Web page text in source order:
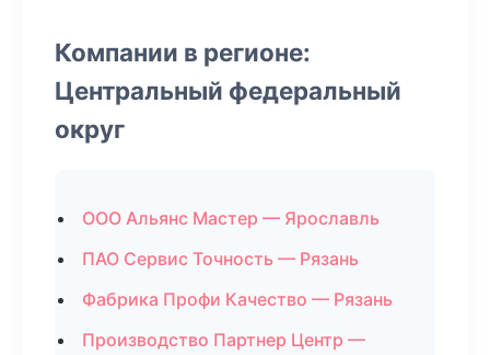
Компании в регионе:
Центральный федеральный
округ
ООО Альянс Мастер — Ярославль
ПАО Сервис Точность — Рязань
Фабрика Профи Качество — Рязань
Производство Партнер Центр —